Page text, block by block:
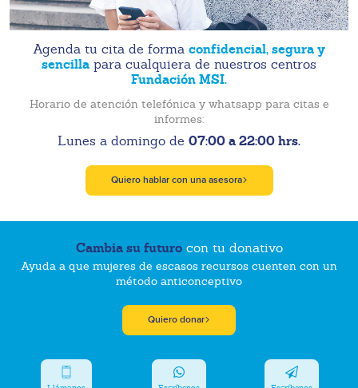
Agenda tu cita de forma confidencial, segura y
sencilla para cualquiera de nuestros centros
Fundación MSI.
Horario de atención telefónica y whatsapp para citas e
informes:
Lunes a domingo de 07:00 a 22:00 hrs.
Quiero hablar con una asesora
Cambia su futurocon tu donativo
Ayuda a que mujeres de escasos recursos cuenten con un
método anticonceptivo
Quiero donar